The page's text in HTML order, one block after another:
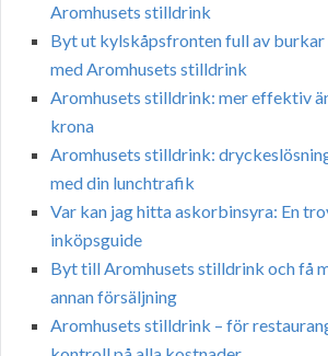
Aromhusets stilldrink
Byt ut kylskåpsfronten full av burkar
med Aromhusets stilldrink
Aromhusets stilldrink: mer effektiv
krona
Aromhusets stilldrink:
med din lunchtrafik
Var kan jag hitta askorbinsyra: En
inköpsguide
Byt till Aromhusets stilldrink och få
annan försäljning
Aromhusets stilldrink – för